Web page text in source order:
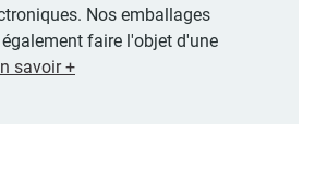
Nos emballages
faire l'objet d'une
savoir +